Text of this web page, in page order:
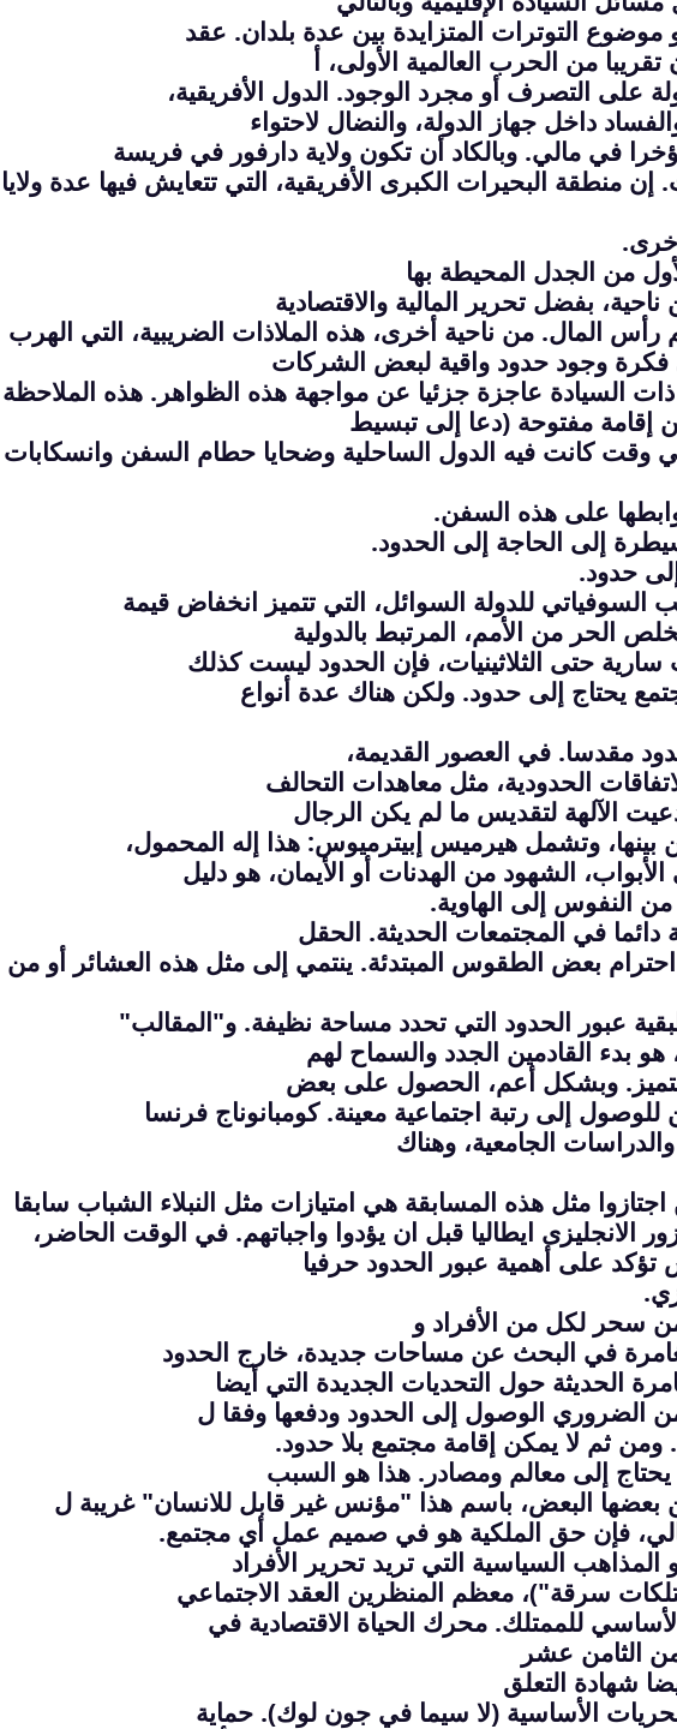
التوترات المتزايدة بين عدة بلدان. عقد
من الحرب العالمية الأولى، أ
على التصرف أو مجرد الوجود. الدول الأفريقية،
داخل جهاز الدولة، والنضال لاحتواء
في مالي. وبالكاد أن تكون ولاية دارفور في فريسة
منطقة البحيرات الكبرى الأفريقية، التي تتعايش فيها عدة
من الجدل المحيطة بها
بفضل تحرير المالية والاقتصادية
المال. من ناحية أخرى، هذه الملاذات الضريبية، التي الهرب
فكرة وجود حدود واقية لبعض الشركات
السيادة عاجزة جزئيا عن مواجهة هذه الظواهر. هذه الملاحظة
إقامة مفتوحة (دعا إلى تبسيط
وقت كانت فيه الدول الساحلية وضحايا حطام السفن وانسكابات
على هذه السفن.
إلى الحاجة إلى الحدود.
حدود.
للدولة السوائل، التي تتميز انخفاض قيمة
الحر من الأمم، المرتبط بالدولية
سارية حتى الثلاثينيات، فإن الحدود ليست كذلك
يحتاج إلى حدود. ولكن هناك عدة أنواع
مقدسا. في العصور القديمة،
الحدودية، مثل معاهدات التحالف
الآلهة لتقديس ما لم يكن الرجال
بينها، وتشمل هيرميس إبيترميوس: هذا إله المحمول،
الشهود من الهدنات أو الأيمان، هو دليل
النفوس إلى الهاوية.
في المجتمعات الحديثة. الحقل
بعض الطقوس المبتدئة. ينتمي إلى مثل هذه العشائر أو من
عبور الحدود التي تحدد مساحة نظيفة. و"المقالب"
هو بدء القادمين الجدد والسماح لهم
وبشكل أعم، الحصول على بعض
إلى رتبة اجتماعية معينة. كومبانوناج فرنسا
الجامعية، وهناك
اجتازوا مثل هذه المسابقة هي امتيازات مثل النبلاء الشباب سابقا
الانجليزى ايطاليا قبل ان يؤدوا واجباتهم. في الوقت الحاضر،
على أهمية عبور الحدود حرفيا
سحر لكل من الأفراد و
في البحث عن مساحات جديدة، خارج الحدود
الحديثة حول التحديات الجديدة التي أيضا
الضروري الوصول إلى الحدود ودفعها وفقا ل
ثم لا يمكن إقامة مجتمع بلا حدود.
إلى معالم ومصادر. هذا هو السبب
بعضها البعض، باسم هذا "مؤنس غير قابل للانسان" غريبة ل
فإن حق الملكية هو في صميم عمل أي مجتمع.
المذاهب السياسية التي تريد تحرير الأفراد
سرقة")، معظم المنظرين العقد الاجتماعي
للممتلك. محرك الحياة الاقتصادية في
من الثامن عشر
شهادة التعلق
الأساسية (لا سيما في جون لوك). حماية